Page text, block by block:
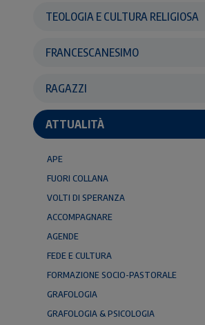
TEOLOGIA E CULTURA RELIGIOSA
FRANCESCANESIMO
RAGAZZI
ATTUALITÀ
APE
FUORI COLLANA
VOLTI DI SPERANZA
ACCOMPAGNARE
AGENDE
FEDE E CULTURA
FORMAZIONE SOCIO-PASTORALE
GRAFOLOGIA
GRAFOLOGIA & PSICOLOGIA